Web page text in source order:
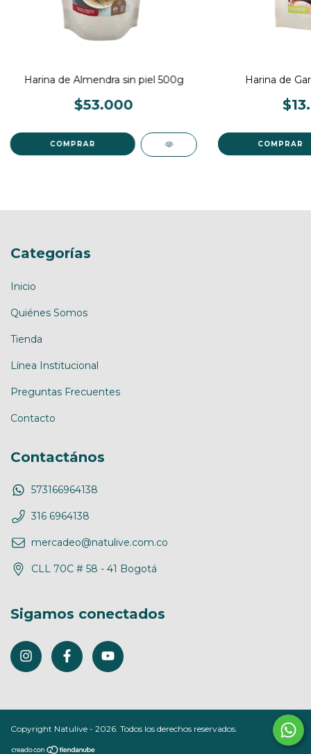
Harina de Almendra sin piel 500g
$53.000
Harina de
Categorías
Inicio
Quiénes Somos
Tienda
Línea Institucional
Preguntas Frecuentes
Contacto
Contactános
573166964138
316 6964138
mercadeo@natulive.com.co
CLL 70C # 58 - 41 Bogotá
Sigamos conectados
Copyright Natulive - 2026. Todos los derechos reservados.